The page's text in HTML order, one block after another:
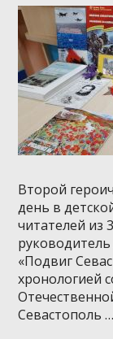
Второй
день в
читателей из
«Подвиг
хронологией
Севастополь …